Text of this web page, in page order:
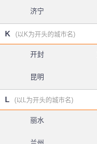
济宁
K (以K为开头的城市名)
开封
昆明
L (以L为开头的城市名)
丽水